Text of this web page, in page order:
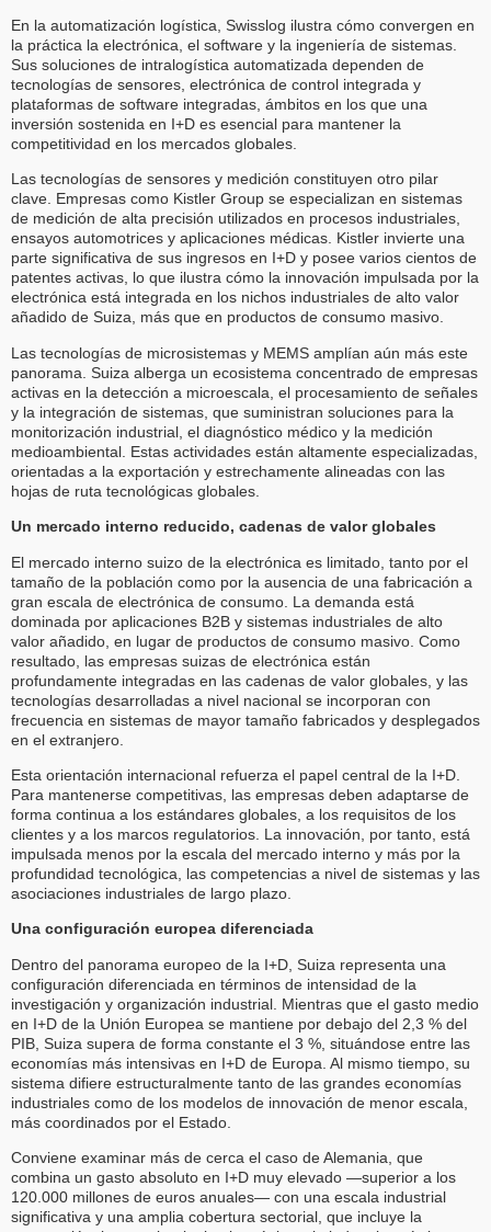
En la automatización logística, Swisslog ilustra cómo convergen en
la práctica la electrónica, el software y la ingeniería de sistemas.
Sus soluciones de intralogística automatizada dependen de
tecnologías de sensores, electrónica de control integrada y
plataformas de software integradas, ámbitos en los que una
inversión sostenida en I+D es esencial para mantener la
competitividad en los mercados globales.
Las tecnologías de sensores y medición constituyen otro pilar
clave. Empresas como Kistler Group se especializan en sistemas
de medición de alta precisión utilizados en procesos industriales,
ensayos automotrices y aplicaciones médicas. Kistler invierte una
parte significativa de sus ingresos en I+D y posee varios cientos de
patentes activas, lo que ilustra cómo la innovación impulsada por la
electrónica está integrada en los nichos industriales de alto valor
añadido de Suiza, más que en productos de consumo masivo.
Las tecnologías de microsistemas y MEMS amplían aún más este
panorama. Suiza alberga un ecosistema concentrado de empresas
activas en la detección a microescala, el procesamiento de señales
y la integración de sistemas, que suministran soluciones para la
monitorización industrial, el diagnóstico médico y la medición
medioambiental. Estas actividades están altamente especializadas,
orientadas a la exportación y estrechamente alineadas con las
hojas de ruta tecnológicas globales.
Un mercado interno reducido, cadenas de valor globales
El mercado interno suizo de la electrónica es limitado, tanto por el
tamaño de la población como por la ausencia de una fabricación a
gran escala de electrónica de consumo. La demanda está
dominada por aplicaciones B2B y sistemas industriales de alto
valor añadido, en lugar de productos de consumo masivo. Como
resultado, las empresas suizas de electrónica están
profundamente integradas en las cadenas de valor globales, y las
tecnologías desarrolladas a nivel nacional se incorporan con
frecuencia en sistemas de mayor tamaño fabricados y desplegados
en el extranjero.
Esta orientación internacional refuerza el papel central de la I+D.
Para mantenerse competitivas, las empresas deben adaptarse de
forma continua a los estándares globales, a los requisitos de los
clientes y a los marcos regulatorios. La innovación, por tanto, está
impulsada menos por la escala del mercado interno y más por la
profundidad tecnológica, las competencias a nivel de sistemas y las
asociaciones industriales de largo plazo.
Una configuración europea diferenciada
Dentro del panorama europeo de la I+D, Suiza representa una
configuración diferenciada en términos de intensidad de la
investigación y organización industrial. Mientras que el gasto medio
en I+D de la Unión Europea se mantiene por debajo del 2,3 % del
PIB, Suiza supera de forma constante el 3 %, situándose entre las
economías más intensivas en I+D de Europa. Al mismo tiempo, su
sistema difiere estructuralmente tanto de las grandes economías
industriales como de los modelos de innovación de menor escala,
más coordinados por el Estado.
Conviene examinar más de cerca el caso de Alemania, que
combina un gasto absoluto en I+D muy elevado —superior a los
120.000 millones de euros anuales— con una escala industrial
significativa y una amplia cobertura sectorial, que incluye la